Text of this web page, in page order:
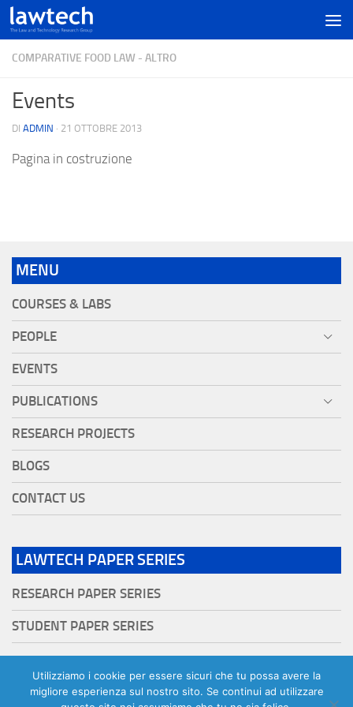
COMPARATIVE FOOD LAW - ALTRO
Events
DI ADMIN · 21 OTTOBRE 2013
Pagina in costruzione
MENU
COURSES & LABS
PEOPLE
EVENTS
PUBLICATIONS
RESEARCH PROJECTS
BLOGS
CONTACT US
LAWTECH PAPER SERIES
RESEARCH PAPER SERIES
STUDENT PAPER SERIES
Utilizziamo i cookie per essere sicuri che tu possa avere la
migliore esperienza sul nostro sito. Se continui ad utilizzare